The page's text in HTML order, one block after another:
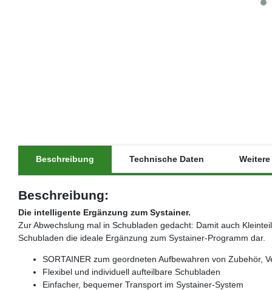
Beschreibung Technische Daten
Beschreibung:
Die intelligente Ergänzung zum Systainer.
Zur Abwechslung mal in Schubladen gedacht: Damit auch
Schubladen die ideale Ergänzung zum Systainer-Programm dar.
SORTAINER zum geordneten Aufbewahren von Zubehör,
Flexibel und individuell aufteilbare Schubladen
Einfacher, bequemer Transport im Systainer-System